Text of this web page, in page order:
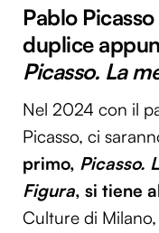
Pablo
duplice
Picasso. La
Nel 2024 con il
Picasso, ci
primo, Picasso.
Figura, si tiene
Culture di